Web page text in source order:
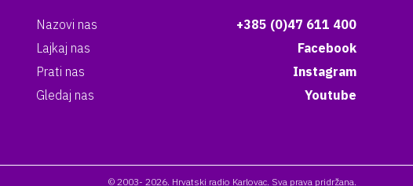
Nazovi nas
+385 (0)47 611 400
Lajkaj nas
Facebook
Prati nas
Instagram
Gledaj nas
Youtube
© 2003- 2026. Hrvatski radio Karlovac. Sva prava pridržana.